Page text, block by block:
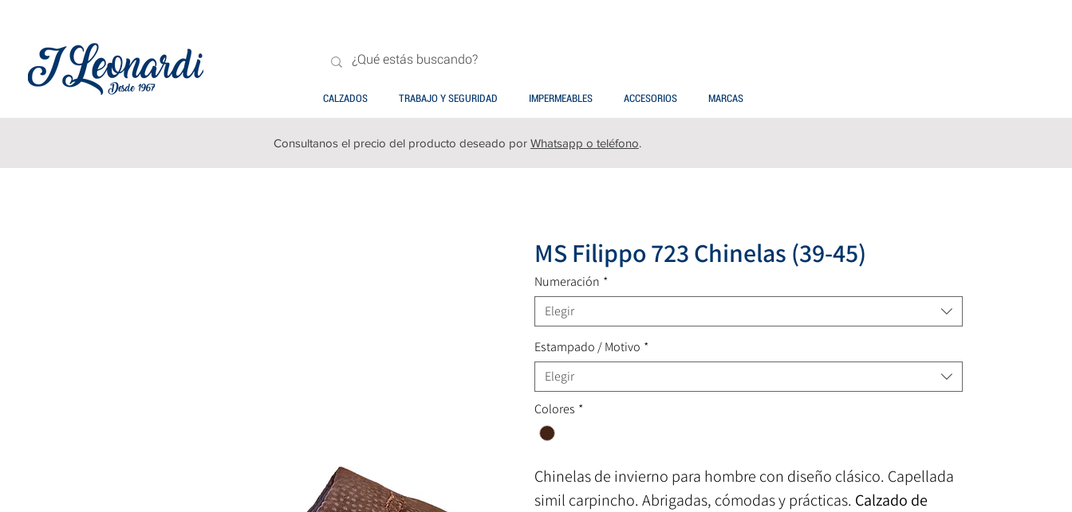
CALZADOS TRABAJO Y SEGURIDAD IMPERMEABLES ACCESORIOS MARCAS
MS Filippo 723 Chinelas (39-45)
Numeración *
Elegir
Estampado / Motivo *
Elegir
Colores *
Chinelas de invierno para hombre con diseño clásico. Capellada
simil carpincho. Abrigadas, cómodas y prácticas. Calzado de
Consultanos el precio del producto deseado por Whatsapp o teléfono.